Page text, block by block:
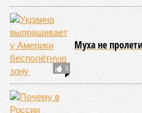
Экс-президент
Финляндии
отказался признать
Россию угрозой для
Европы